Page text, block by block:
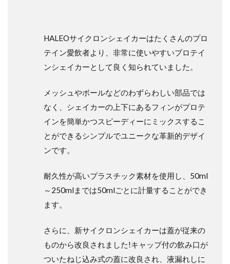
HALEOサイクロンシェイカーはたくさんのプロ
テイン愛飲者より、非常に使いやすいプロテイ
ンシェイカーとして良く知られていました。
メッシュやボールなどのわずらわしい部品では
なく、シェイカーの上下にあるフィンがプロテ
インを簡単かつスピーディーにミックスするこ
とができるシンプルでユニークな革新的デザイ
ンです。
耐久性が高いプラスチック素材を使用し、50ml
～250mlまでは50mlごとに計量することができ
ます。
さらに、新サイクロンシェイカーは蓋が従来の
ものから改良されました!キャップ付の飲み口が
ついたねじ込み式の蓋に改良され、液漏れしに